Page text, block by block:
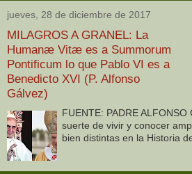
jueves, 28 de diciembre de 2017
MILAGROS A GRANEL: La
Humanæ Vitæ es a Summorum
Pontificum lo que Pablo VI es a
Benedicto XVI (P. Alfonso
Gálvez)
FUENTE: PADRE
suerte de vivir y conocer
bien distintas en la Historia